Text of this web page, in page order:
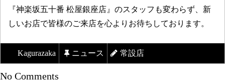
『神楽坂五十番 松屋銀座店』のスタッフも変わらず、新
しいお店で皆様のご来店を心よりお待ちしております。
Kagurazaka ニュース 常設店
No Comments